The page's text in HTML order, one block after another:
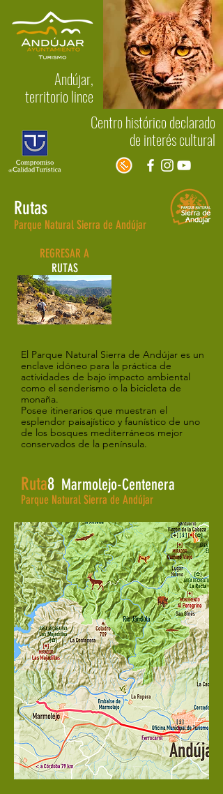
Andújar,
territorio lince
Centro histórico declarado
de interés cultural
Rutas
Parque Natural Sierra de Andújar
REGRESAR A
RUTAS
El Parque Natural Sierra de Andújar es un
enclave idóneo para la práctica de
actividades de bajo impacto ambiental
como el senderismo o la bicicleta de
monaña.
Posee itinerarios que muestran el
esplendor paisajístico y faunístico de uno
de los bosques mediterráneos mejor
conservados de la península.
Ruta8 Marmolejo-Centenera
Parque Natural Sierra de Andújar